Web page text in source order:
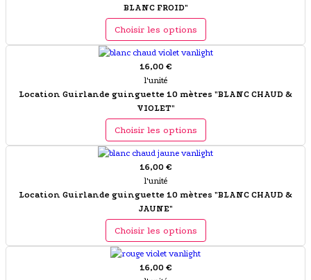
BLANC FROID"
Choisir les options
16,00 €
l'unité
Location Guirlande guinguette 10 mètres "BLANC CHAUD &
VIOLET"
Choisir les options
16,00 €
l'unité
Location Guirlande guinguette 10 mètres "BLANC CHAUD &
JAUNE"
Choisir les options
16,00 €